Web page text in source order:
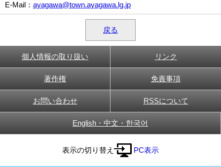
E-Mail ： ayagawa@town.ayagawa.lg.jp
戻る
個人情報の取り扱い リンク
著作権 免責事項
お問い合わせ RSSについて
English・中文・한국어
表示の切り替え PC表示